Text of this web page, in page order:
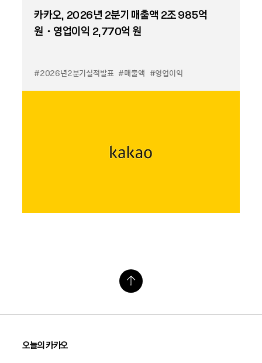
카카오, 2026년 2분기 매출액 2조 985억
원・영업이익 2,770억 원
#2026년2분기실적발표 #매출액 #영업이익
오늘의 카카오